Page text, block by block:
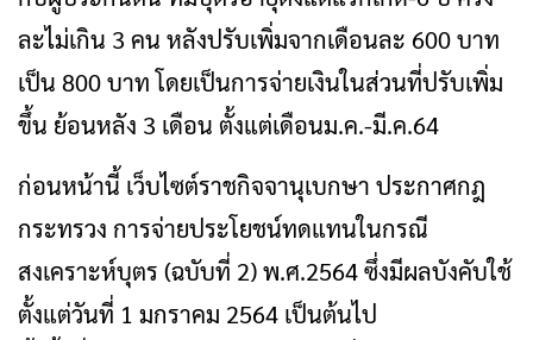
ละไม่เกิน 3 คน หลังปรับเพิ่มจากเดือนละ 600 บาท
เป็น 800 บาท โดยเป็นการจ่ายเงินในส่วนที่ปรับเพิ่ม
ขึ้น ย้อนหลัง 3 เดือน ตั้งแต่เดือนม.ค.-มี.ค.64
ก่อนหน้านี้ เว็บไซต์ราชกิจจานุเบกษา ประกาศกฎ
กระทรวง การจ่ายประโยชน์ทดแทนในกรณี
สงเคราะห์บุตร (ฉบับที่ 2) พ.ศ.2564 ซึ่งมีผลบังคับใช้
ตั้งแต่วันที่ 1 มกราคม 2564 เป็นต้นไป